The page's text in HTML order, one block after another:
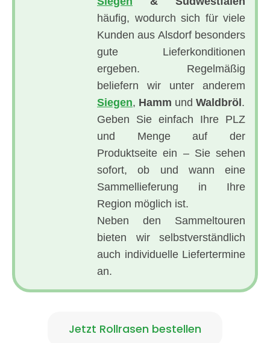
häufig, wodurch sich für viele
Kunden aus Alsdorf besonders
gute Lieferkonditionen
ergeben. Regelmäßig
beliefern wir unter anderem
Siegen, Hamm und Waldbröl .
Geben Sie einfach Ihre PLZ
und Menge auf der
Produktseite ein – Sie sehen
sofort, ob und wann eine
Sammellieferung in Ihre
Region möglich ist.
Neben den Sammeltouren
bieten wir selbstverständlich
auch individuelle Liefertermine
an.
Jetzt Rollrasen bestellen